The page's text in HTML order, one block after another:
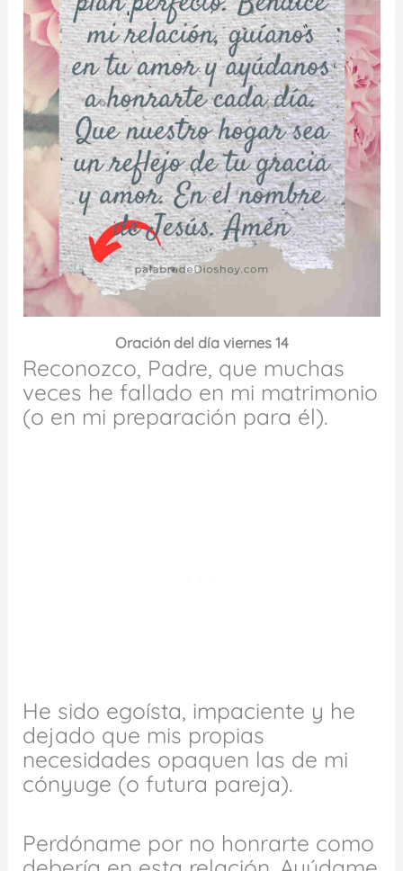
Oración del día viernes 14
Reconozco, Padre, que muchas
veces he fallado en mi matrimonio
(o en mi preparación para él).
He sido egoísta, impaciente y he
dejado que mis propias
necesidades opaquen las de mi
cónyuge (o futura pareja).
Perdóname por no honrarte como